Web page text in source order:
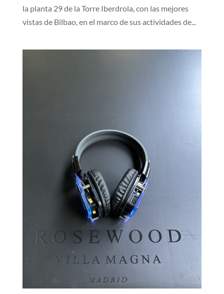
la planta 29 de la Torre Iberdrola, con las mejores
vistas de Bilbao, en el marco de sus actividades de...